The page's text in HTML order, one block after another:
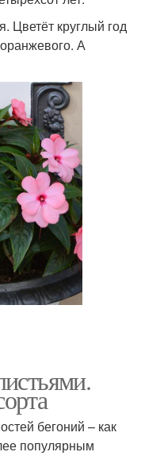
Цветёт круглый год
А
бегоний – как
популярным